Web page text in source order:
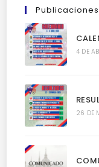
4 DE
26 DE